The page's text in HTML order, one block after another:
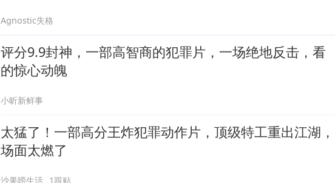
Agnostic失格
评分9.9封神，一部高智商的犯罪片，一场绝地反击，看
的惊心动魄
小昕新鲜事
太猛了！一部高分王炸犯罪动作片，顶级特工重出江湖，
场面太燃了
沙果唠生活 1跟贴